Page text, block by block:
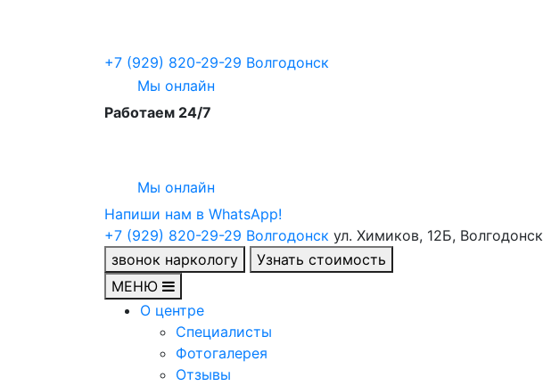
+7 (929) 820-29-29 Волгодонск
Мы онлайн
Работаем 24/7
Мы онлайн
Напиши нам в WhatsApp!
+7 (929) 820-29-29 Волгодонск ул. Химиков, 12Б, Волгодонск
звонок наркологу
Узнать стоимость
МЕНЮ
О центре
Специалисты
Фотогалерея
Отзывы